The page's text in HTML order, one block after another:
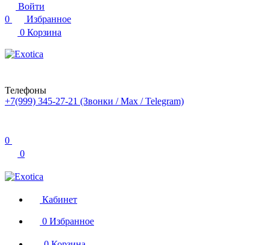
Войти
0
Избранное
0 Корзина
Телефоны
+7(999) 345-27-21 (Звонки / Max / Telegram)
0
0
Кабинет
0 Избранное